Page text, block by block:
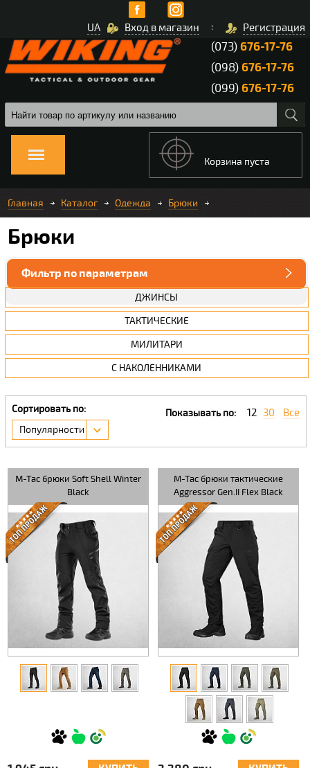
Вход в магазин Регистрация
UA
(073)676-17-76
(098)676-17-76
(099)676-17-76
Корзина пуста
Главная Каталог Одежда Брюки
Брюки
Фильтр по параметрам
ДЖИНСЫ
ТАКТИЧЕСКИЕ
МИЛИТАРИ
С НАКОЛЕННИКАМИ
Сортировать по:
Популярности
Показывать по: 12 30 Все
M-Tac брюки Soft Shell Winter
Black
M-Tac брюки тактические
Aggressor Gen.II Flex Black